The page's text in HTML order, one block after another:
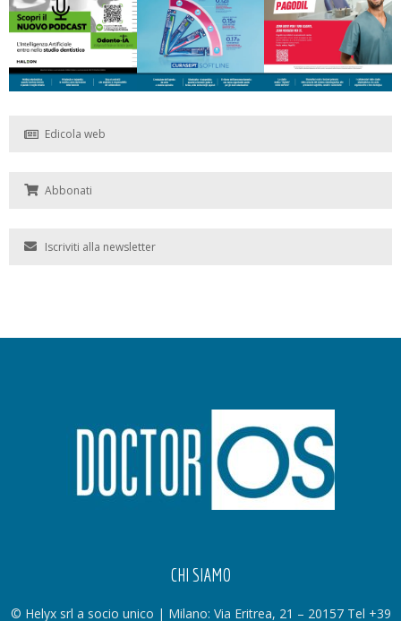
Edicola web
Abbonati
Iscriviti alla newsletter
CHI SIAMO
© Helyx srl a socio unico | Milano: Via Eritrea, 21 – 20157 Tel +39